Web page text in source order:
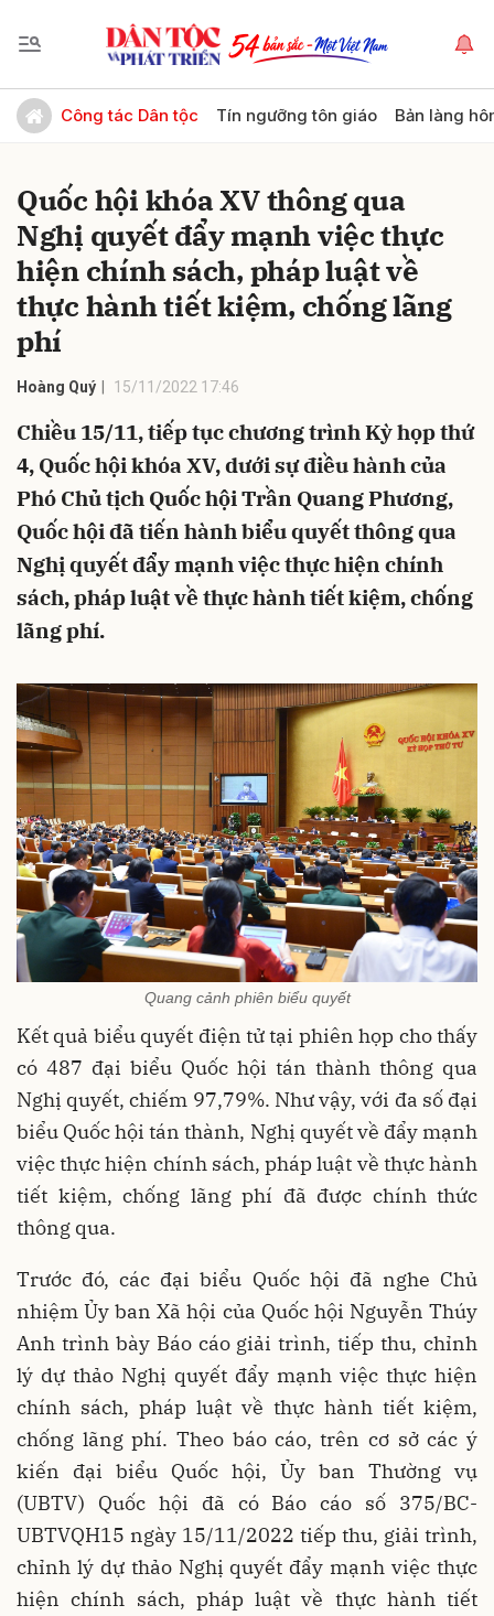
Công tác Dân tộc Tín ngưỡng tôn giáo Bản làng
Quốc hội khóa XV thông qua
Nghị quyết đẩy mạnh việc thực
hiện chính sách, pháp luật về
thực hành tiết kiệm, chống lãng
phí
Hoàng Quý 15/11/2022 17:46
Chiều 15/11, tiếp tục chương trình Kỳ họp thứ
4, Quốc hội khóa XV, dưới sự điều hành của
Phó Chủ tịch Quốc hội Trần Quang Phương,
Quốc hội đã tiến hành biểu quyết thông qua
Nghị quyết đẩy mạnh việc thực hiện chính
sách, pháp luật về thực hành tiết kiệm, chống
lãng phí.
Quang cảnh phiên biểu quyết
Kết quả biểu quyết điện tử tại phiên họp cho thấy
có 487 đại biểu Quốc hội tán thành thông qua
Nghị quyết, chiếm 97,79%. Như vậy, với đa số đại
biểu Quốc hội tán thành, Nghị quyết về đẩy mạnh
việc thực hiện chính sách, pháp luật về thực hành
tiết kiệm, chống lãng phí đã được chính thức
thông qua.
Trước đó, các đại biểu Quốc hội đã nghe Chủ
nhiệm Ủy ban Xã hội của Quốc hội Nguyễn Thúy
Anh trình bày Báo cáo giải trình, tiếp thu, chỉnh
lý dự thảo Nghị quyết đẩy mạnh việc thực hiện
chính sách, pháp luật về thực hành tiết kiệm,
chống lãng phí. Theo báo cáo, trên cơ sở các ý
kiến đại biểu Quốc hội, Ủy ban Thường vụ
(UBTV) Quốc hội đã có Báo cáo số 375/BC-
UBTVQH15 ngày 15/11/2022 tiếp thu, giải trình,
chỉnh lý dự thảo Nghị quyết đẩy mạnh việc thực
hiện chính sách, pháp luật về thực hành tiết
Gửi bình luận